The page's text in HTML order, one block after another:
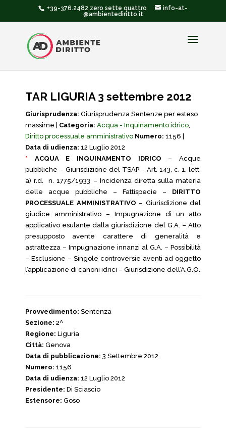
+39-376.2482 zero sette quattro
info-at-
@ambientediritto.it
TAR LIGURIA 3 settembre 2012
Giurisprudenza: Giurisprudenza Sentenze per esteso
massime | Categoria: Acqua - Inquinamento idrico,
Diritto processuale amministrativo Numero: 1156 |
Data di udienza: 12 Luglio 2012
* ACQUA E INQUINAMENTO IDRICO – Acque
pubbliche – Giurisdizione del TSAP – Art. 143, c. 1, lett.
a) r.d. n. 1775/1933 – Incidenza diretta sulla materia
delle acque pubbliche – Fattispecie – DIRITTO
PROCESSUALE AMMINISTRATIVO – Giurisdizione del
giudice amministrativo – Impugnazione di un atto
applicativo esulante dalla giurisdizione del G.A. – Atto
presupposto avente carattere di generalità e
astrattezza – Impugnazione innanzi al G.A. – Possibilità
– Esclusione – Singole controversie aventi ad oggetto
l’applicazione di canoni idrici – Giurisdizione dell’A.G.O.
Provvedimento: Sentenza
Sezione: 2^
Regione: Liguria
Città: Genova
Data di pubblicazione: 3 Settembre 2012
Numero: 1156
Data di udienza: 12 Luglio 2012
Presidente: Di Sciascio
Estensore: Goso